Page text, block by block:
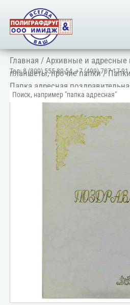
Тел:8 (800) 555-80-54,+7 (499) 707-17-91
Главная /Архивные и адресные
планшеты, прочие папки/Папки
Папка адресная